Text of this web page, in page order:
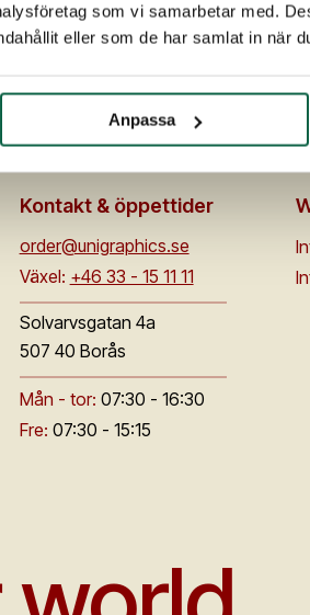
som vi samarbetar med.
eller som de har samlat in när
Anpassa
Kontakt & öppettider
order@unigraphics.se
Växel: +46 33 - 15 11 11
Solvarvsgatan 4a
507 40 Borås
Mån - tor: 07:30 - 16:30
Fre: 07:30 - 15:15